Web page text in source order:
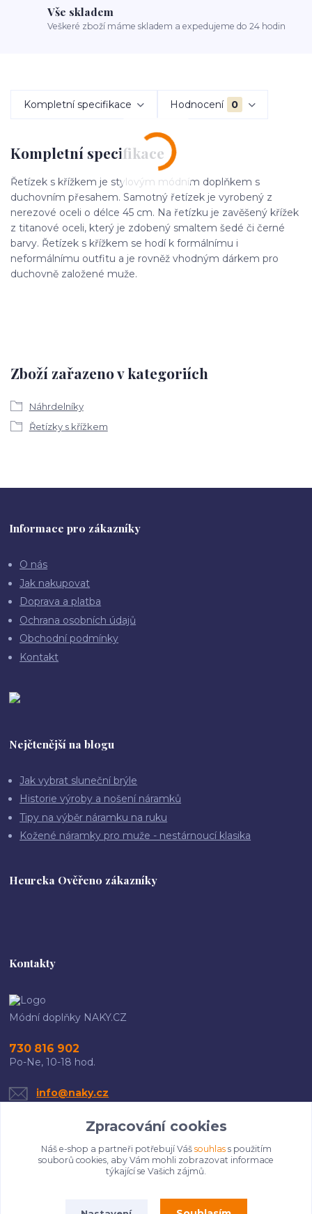
Vše skladem
Veškeré zboží máme skladem a expedujeme do 24 hodin
Kompletní specifikace Hodnocení 0
Kompletní specifikace
Řetízek s křížkem je stylovým módním doplňkem s
duchovním přesahem. Samotný řetízek je vyrobený z
nerezové oceli o délce 45 cm. Na řetízku je zavěšený křížek
z titanové oceli, který je zdobený smaltem šedé či černé
barvy. Řetízek s křížkem se hodí k formálnímu i
neformálnímu outfitu a je rovněž vhodným dárkem pro
duchovně založené muže.
Zboží zařazeno v kategoriích
Náhrdelníky
Řetízky s křížkem
Informace pro zákazníky
O nás
Jak nakupovat
Doprava a platba
Ochrana osobních údajů
Obchodní podmínky
Kontakt
Nejčtenější na blogu
Jak vybrat sluneční brýle
Historie výroby a nošení náramků
Tipy na výběr náramku na ruku
Kožené náramky pro muže - nestárnoucí klasika
Heureka Ověřeno zákazníky
Kontakty
Módní doplňky NAKY.CZ
730 816 902
Po-Ne, 10-18 hod.
info@naky.cz
Upravit sběr cookies.
Zpracování cookies
Náš e-shop a partneři potřebují Váš souhlass použitím
souborů cookies, aby Vám mohli zobrazovat informace
týkající se Vašich zájmů.